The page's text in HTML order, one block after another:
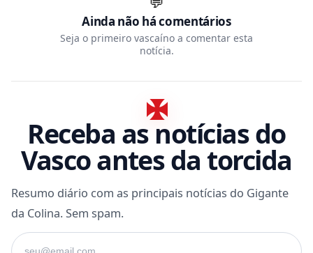
Ainda não há comentários
Seja o primeiro vascaíno a comentar esta
notícia.
Receba as notícias do
Vasco antes da torcida
Resumo diário com as principais notícias do Gigante
da Colina. Sem spam.
Seu e-mail